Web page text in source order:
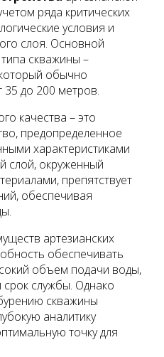
ряда критических
условия и
слоя. Основной
скважины –
обычно
35 до 200 метров.
качества – это
предопределенное
характеристиками
слой, окруженный
препятствует
обеспечивая
артезианских
обеспечивать
объем подачи воды,
службы. Однако
скважины
аналитику
точку для